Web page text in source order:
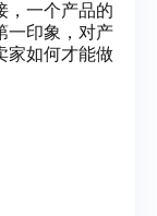
，一个产品的
一印象，对产
家如何才能做